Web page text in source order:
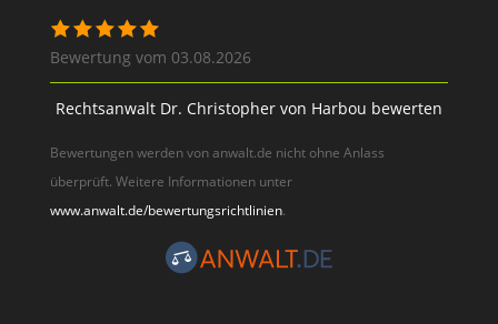
Bewertung vom 03.08.2026
Rechtsanwalt Dr. Christopher von Harbou bewerten
Bewertungen werden von anwalt.de nicht ohne Anlass
überprüft. Weitere Informationen unter
www.anwalt.de/bewertungsrichtlinien.